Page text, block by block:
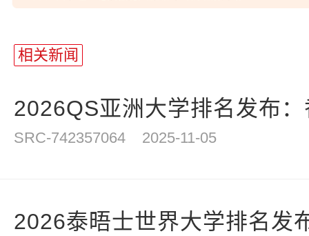
相关新闻
2026QS亚洲大学排名发布
SRC-742357064 2025-11-05
2026泰晤士世界大学排名发